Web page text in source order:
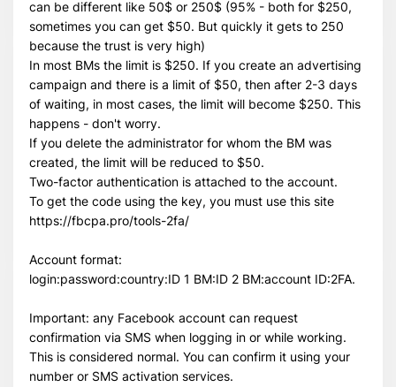
can be different like 50$ or 250$ (95% - both for $250,
sometimes you can get $50. But quickly it gets to 250
because the trust is very high)
In most BMs the limit is $250. If you create an advertising
campaign and there is a limit of $50, then after 2-3 days
of waiting, in most cases, the limit will become $250. This
happens - don't worry.
If you delete the administrator for whom the BM was
created, the limit will be reduced to $50.
Two-factor authentication is attached to the account.
To get the code using the key, you must use this site
https://fbcpa.pro/tools-2fa/
Account format:
login:password:country:ID 1 BM:ID 2 BM:account ID:2FA.
Important: any Facebook account can request
confirmation via SMS when logging in or while working.
This is considered normal. You can confirm it using your
number or SMS activation services.
Всего позиций в корзине
Сумма к оплате (без скидок)